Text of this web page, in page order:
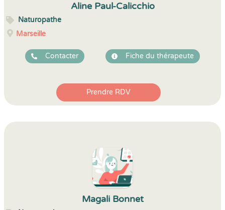
Aline Paul-Calicchio
Naturopathe
Marseille
Contacter Fiche du thérapeute
Prendre RDV
Magali Bonnet